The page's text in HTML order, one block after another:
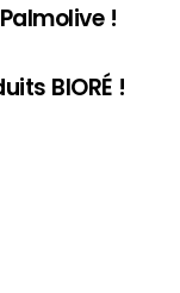
!
BIORÉ !